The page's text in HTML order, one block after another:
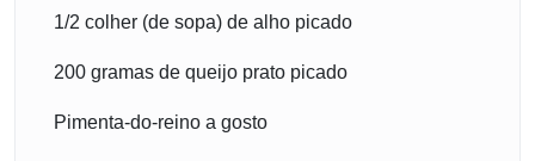
1/2 colher (de sopa) de alho picado
200 gramas de queijo prato picado
Pimenta-do-reino a gosto